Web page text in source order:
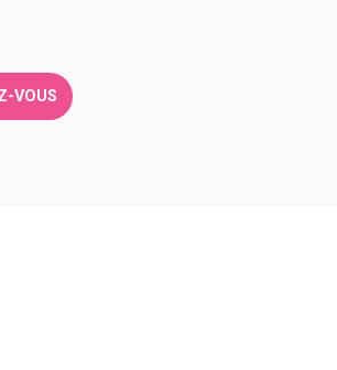
VOUS